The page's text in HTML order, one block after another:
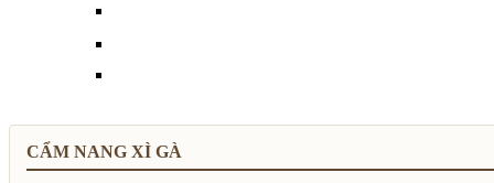
CẨM NANG XÌ GÀ